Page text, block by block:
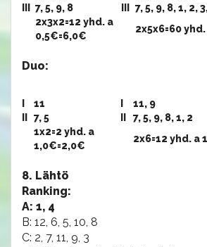
7, 5, 9, 8
7, 5, 9, 8, 1, 2,
2x3x2=12 yhd. a
0,5€=6,0€
2x5x6=60
Duo:
11
11, 9
7, 5
7, 5, 9, 8, 1, 2
1x2=2 yhd. a
1,0€=2,0€
2x6=12 yhd. a
8. Lähtö
Ranking:
A: 1, 4
B: 12, 6, 5, 10, 8
C: 2, 7, 11, 9, 3